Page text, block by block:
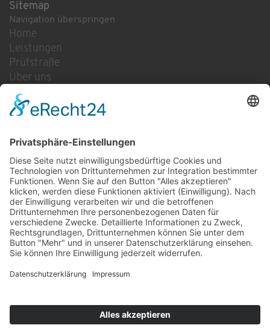
Sitemap
Navigation überspringen
Home
Leistungen
Prüfstraße
Über uns
Kontakt/Anfahrt
Navigation überspringen
Datenschutzerklärung
Impressum
Unsere Öffnungszeiten:
Werkstatt:
Mo. bis Fr.: 08.00 – 18.00 Uhr
Waschpark:
Mo. bis Sa.: 06.00 - 22.00 Uhr
© 2026 Schwanfelder - MEISTERWERKSTATT,